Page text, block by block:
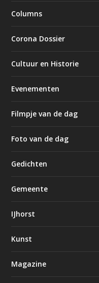
Columns
Corona Dossier
Cultuur en Historie
Evenementen
Filmpje van de dag
Foto van de dag
Gedichten
Gemeente
IJhorst
Kunst
Magazine